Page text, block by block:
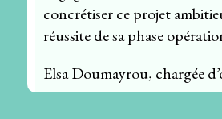
concrétiser ce projet
réussite de sa phase
Elsa Doumayrou, chargée